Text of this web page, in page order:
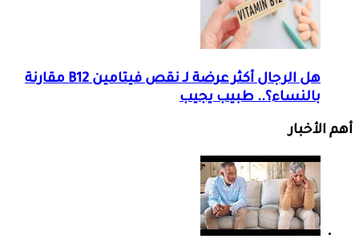
هل الرجال أكثر عرضة لـ نقص فيتامين B12 مقارنة
بالنساء؟.. طبيب يجيب
أهم الأخبار